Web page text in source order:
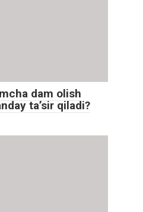
dam olish
ta’sir qiladi?